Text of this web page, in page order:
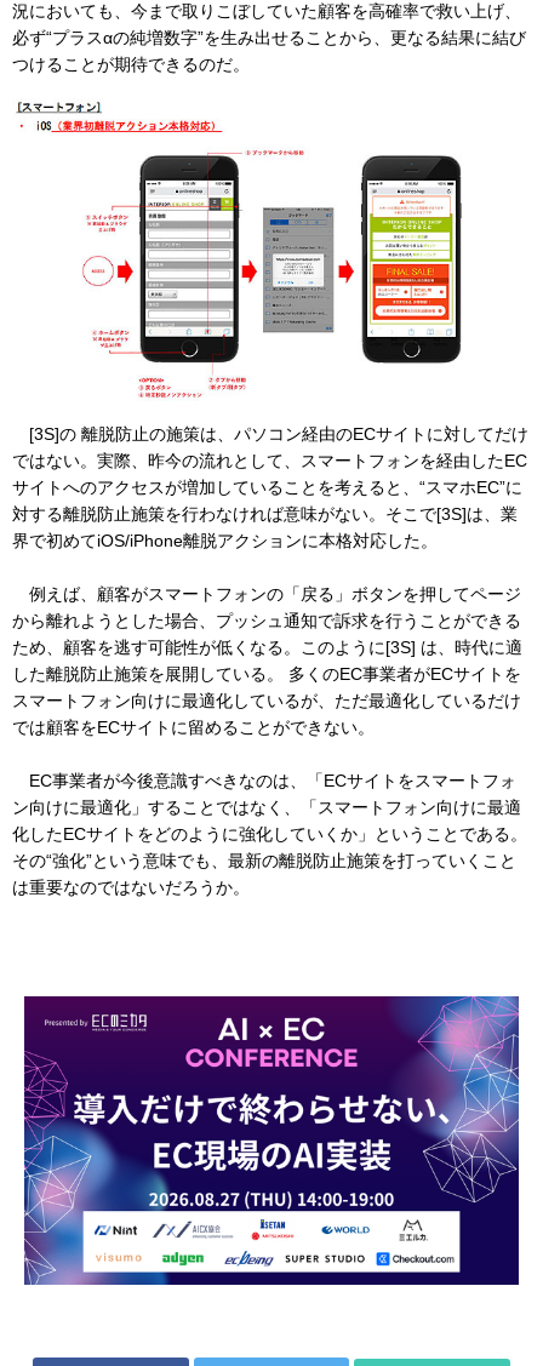
況においても、今まで取りこぼしていた顧客を高確率で救い上げ、
必ず“プラスαの純増数字”を生み出せることから、更なる結果に結び
つけることが期待できるのだ。
[3S]の 離脱防止の施策は、パソコン経由のECサイトに対してだけ
ではない。実際、昨今の流れとして、スマートフォンを経由したEC
サイトへのアクセスが増加していることを考えると、“スマホEC”に
対する離脱防止施策を行わなければ意味がない。そこで[3S]は、業
界で初めてiOS/iPhone離脱アクションに本格対応した。
例えば、顧客がスマートフォンの「戻る」ボタンを押してページ
から離れようとした場合、プッシュ通知で訴求を行うことができる
ため、顧客を逃す可能性が低くなる。このように[3S] は、時代に適
した離脱防止施策を展開している。 多くのEC事業者がECサイトを
スマートフォン向けに最適化しているが、ただ最適化しているだけ
では顧客をECサイトに留めることができない。
EC事業者が今後意識すべきなのは、「ECサイトをスマートフォ
ン向けに最適化」することではなく、「スマートフォン向けに最適
化したECサイトをどのように強化していくか」ということである。
その“強化”という意味でも、最新の離脱防止施策を打っていくこと
は重要なのではないだろうか。